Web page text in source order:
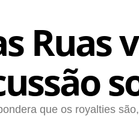
Ruas
que os royalties